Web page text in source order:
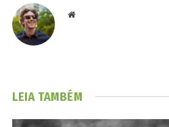
Website
LEIA TAMBÉM